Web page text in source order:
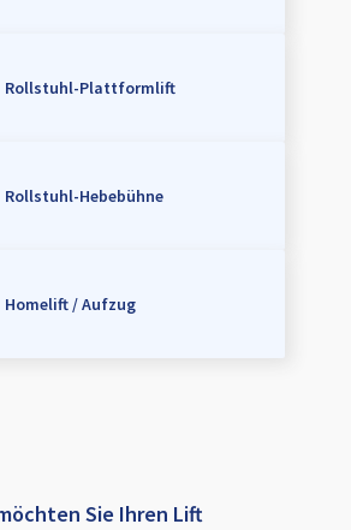
Rollstuhl-Plattformlift
Rollstuhl-Hebebühne
Homelift / Aufzug
Sie Ihren Lift